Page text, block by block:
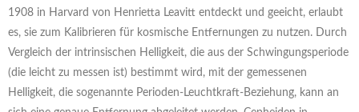
1908 in Harvard von Henrietta Leavitt entdeckt und geeicht, erlaubt
es, sie zum Kalibrieren für kosmische Entfernungen zu nutzen. Durch
Vergleich der intrinsischen Helligkeit, die aus der Schwingungsperiode
(die leicht zu messen ist) bestimmt wird, mit der gemessenen
Helligkeit, die sogenannte Perioden-Leuchtkraft-Beziehung, kann an